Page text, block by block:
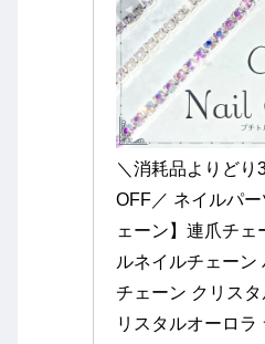
＼消耗品よりどり
OFF／ ネイルパ
ェーン】連爪チェ
ルネイルチェーン
チェーン クリス
リスタルオーロラ